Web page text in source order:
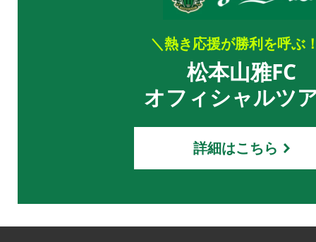
＼熱き応援が勝利を呼ぶ
松本山雅FC
オフィシャルツ
詳細はこちら